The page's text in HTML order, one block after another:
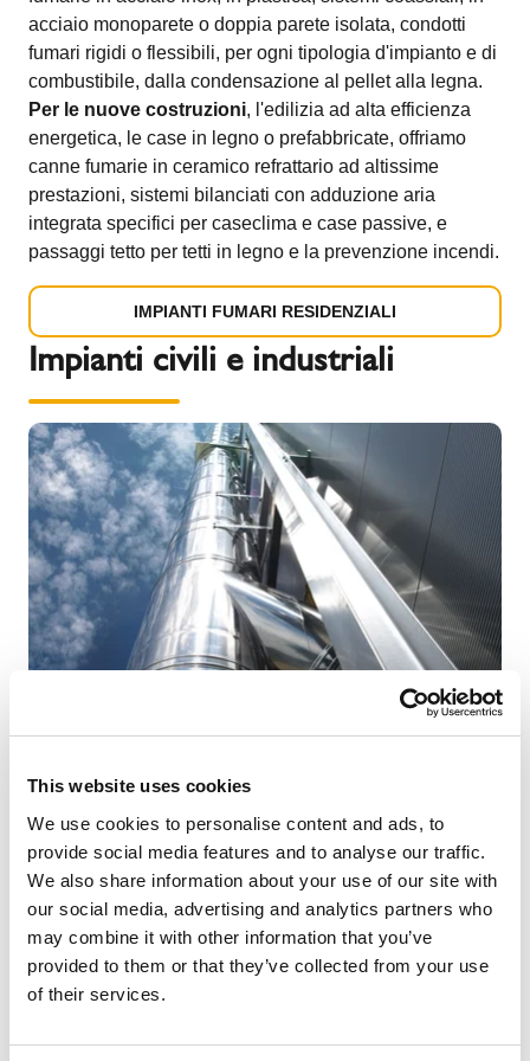
This website uses cookies
We use cookies to personalise content and ads, to
provide social media features and to analyse our traffic.
We also share information about your use of our site with
our social media, advertising and analytics partners who
may combine it with other information that you’ve
provided to them or that they’ve collected from your use
of their services.
acciaio monoparete o doppia parete isolata, condotti
fumari rigidi o flessibili, per ogni tipologia d'impianto e di
combustibile, dalla condensazione al pellet alla legna.
Per le nuove costruzioni, l'edilizia ad alta efficienza
energetica, le case in legno o prefabbricate, offriamo
canne fumarie in ceramico refrattario ad altissime
prestazioni, sistemi bilanciati con adduzione aria
integrata specifici per caseclima e case passive, e
passaggi tetto per tetti in legno e la prevenzione incendi.
IMPIANTI FUMARI RESIDENZIALI
Impianti civili e industriali
specializzate soluzioni per i più complessi impianti
fumari nel settore civile ed industriale: centrali termiche,
gruppi elettrogeni, motopompe antincendio, forni, motori,
gruppi di continuità, generatori diesel o impianti a
biomassa,canne fumarie studiate e progettate per
edifici pubblici o commerciali- scuole, uffici, ospedali,
logistiche, capannoni, negozi o centri commerciali,
aeroporti, stazioni - e per